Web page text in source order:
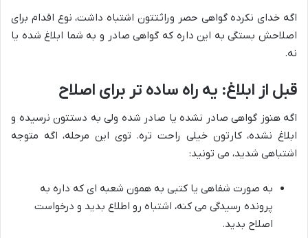
اگه خدای نکرده گواهی حصر وراثتتون اشتباه داشت، نوع اقدام برای
اصلاحش بستگی به این داره که گواهی صادر و به شما ابلاغ شده یا
نه.
قبل از ابلاغ: یه راه ساده تر برای اصلاح
اگه هنوز گواهی صادر نشده یا صادر شده ولی به دستتون نرسیده و
ابلاغ نشده، کارتون خیلی راحت تره. توی این مرحله، اگه متوجه
اشتباهی شدید، می تونید:
به صورت شفاهی یا کتبی به همون شعبه ای که داره به
پرونده رسیدگی می کنه، اشتباه رو اطلاع بدید و درخواست
اصلاح بدید.